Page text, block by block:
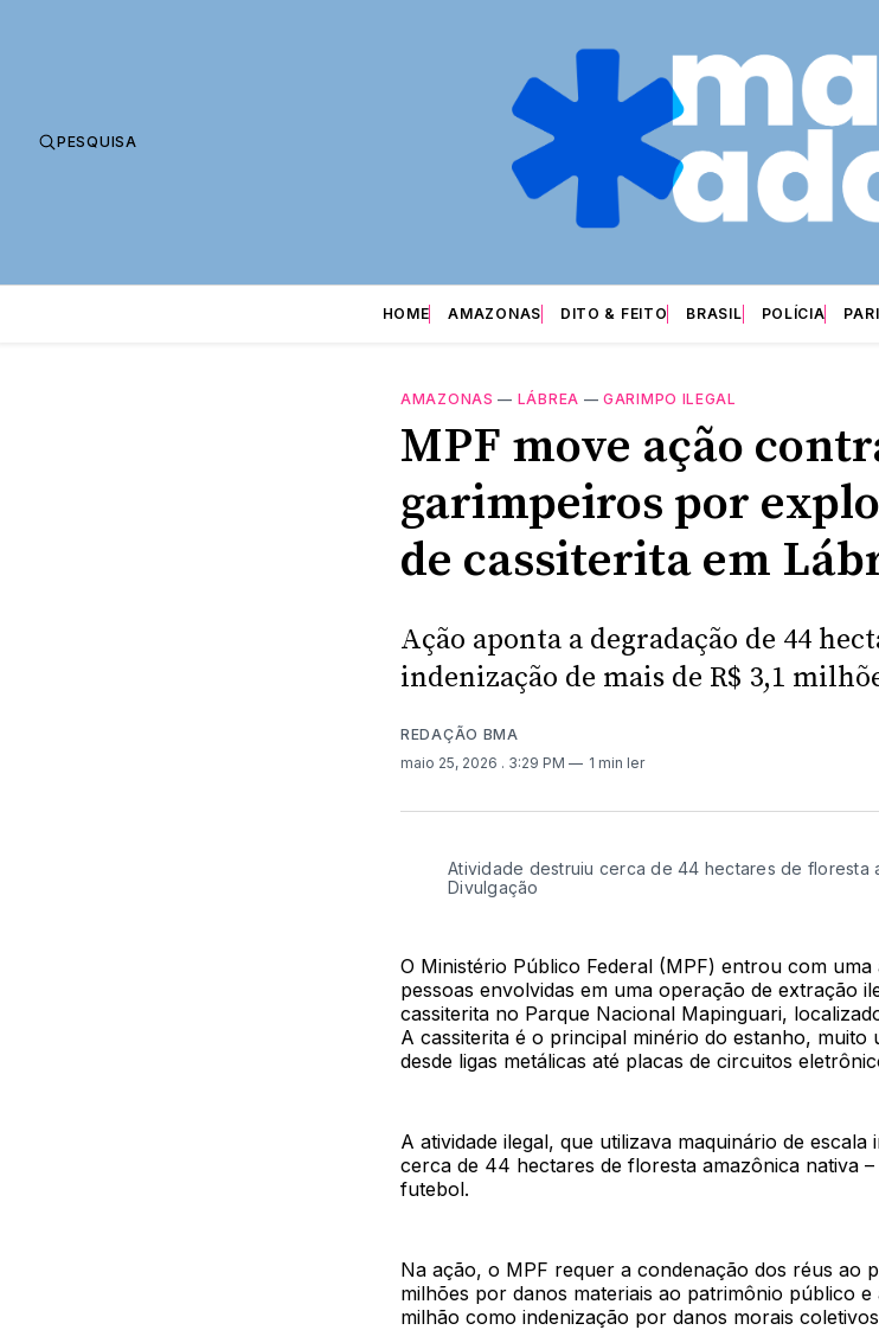
PESQUISA
HOME AMAZONAS DITO & FEITO BRASIL POLÍCIA
AMAZONAS — LÁBREA —GARIMPO ILEGAL
MPF move ação
garimpeiros por
de cassiterita em
Ação aponta a degradação de 44
indenização de mais de R$ 3,1
REDAÇÃO BMA
maio 25, 2026 . 3:29 PM 1 min ler
Atividade destruiu cerca de 44 hectares de floresta
Divulgação
O Ministério Público Federal (MPF) entrou com
pessoas envolvidas em uma operação de extração
cassiterita no Parque Nacional Mapinguari,
A cassiterita é o principal minério do estanho, muito
desde ligas metálicas até placas de circuitos
A atividade ilegal, que utilizava maquinário de
cerca de 44 hectares de floresta amazônica nativa
futebol.
Na ação, o MPF requer a condenação dos réus ao
milhões por danos materiais ao patrimônio público e
milhão como indenização por danos morais